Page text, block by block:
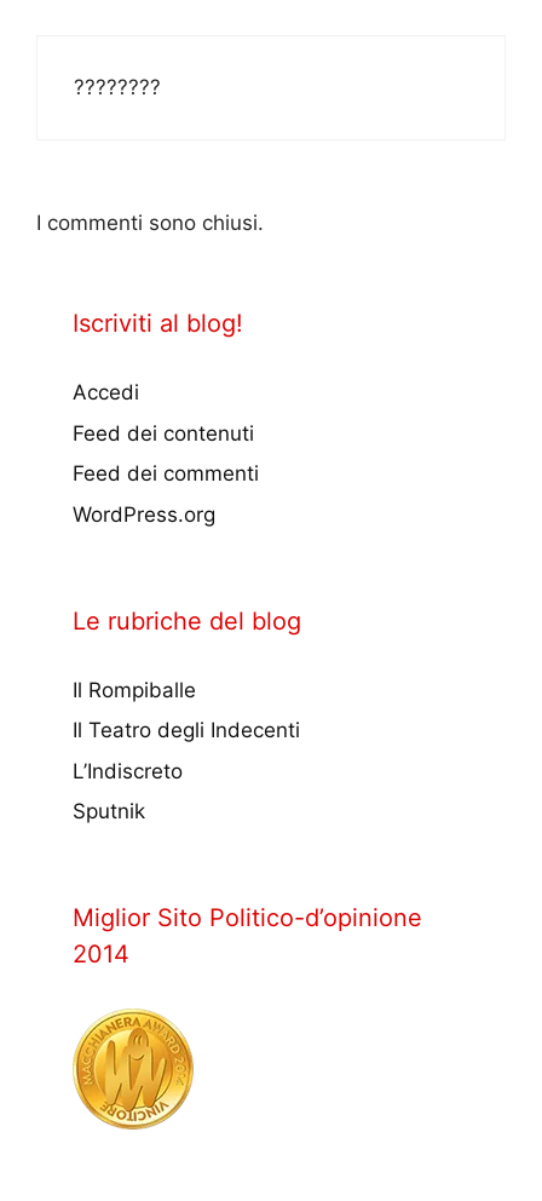
????????
I commenti sono chiusi.
Iscriviti al blog!
Accedi
Feed dei contenuti
Feed dei commenti
WordPress.org
Le rubriche del blog
Il Rompiballe
Il Teatro degli Indecenti
L’Indiscreto
Sputnik
Miglior Sito Politico-d’opinione
2014